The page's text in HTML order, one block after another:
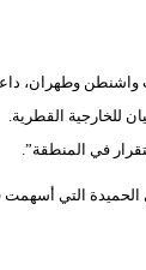
وطهران،
للخارجية القطرية.
في المنطقة”.
الحميدة التي